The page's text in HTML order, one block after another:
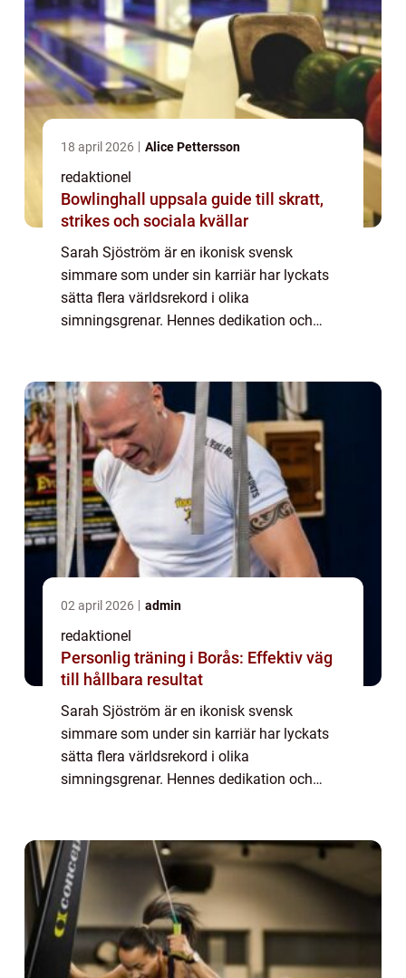
18 april 2026 Alice Pettersson
redaktionel
Bowlinghall uppsala guide till skratt,
strikes och sociala kvällar
Sarah Sjöström är en ikonisk svensk
simmare som under sin karriär har lyckats
sätta flera världsrekord i olika
simningsgrenar. Hennes dedikation och
tiderna. I denna a...
02 april 2026 admin
redaktionel
Personlig träning i Borås: Effektiv väg
till hållbara resultat
Sarah Sjöström är en ikonisk svensk
simmare som under sin karriär har lyckats
sätta flera världsrekord i olika
simningsgrenar. Hennes dedikation och
tiderna. I denna a...